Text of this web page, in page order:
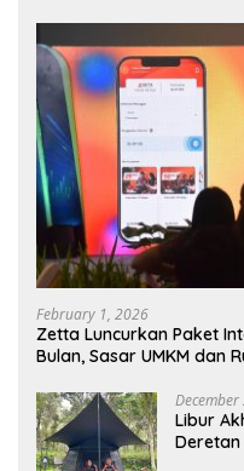
February 1, 2026
Zetta Luncurkan Paket
Bulan, Sasar UMKM dan
Libur